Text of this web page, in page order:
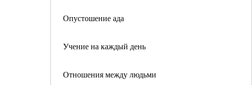
Опустошение ада
Учение на каждый день
Отношения между людьми